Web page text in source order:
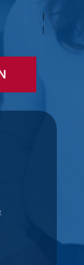
|
|